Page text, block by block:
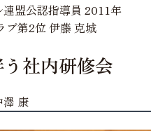
盟公認指導員 2011年
ブ第2位 伊藤 克城
社内研修会
康